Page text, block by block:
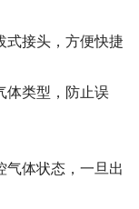
式接头，方便快捷
体类型，防止误
气体状态，一旦出